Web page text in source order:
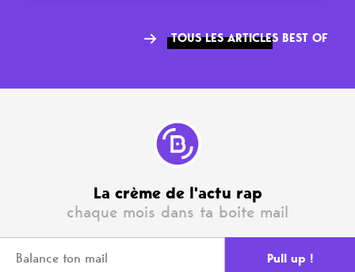
TOUS LES ARTICLES BEST OF
La crème de l'actu rap
chaque mois dans ta boite mail